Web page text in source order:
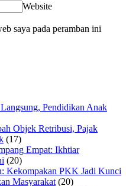
Website
saya pada peramban ini
Pendidikan Anak
Objek Retribusi, Pajak
(17)
Empat: Ikhtiar
(20)
Kekompakan PKK Jadi Kunci
Masyarakat (20)